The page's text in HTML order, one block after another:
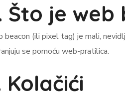
Što je web
beacon (ili pixel tag) je mali,
se pomoću web-pratilica.
Kolačići